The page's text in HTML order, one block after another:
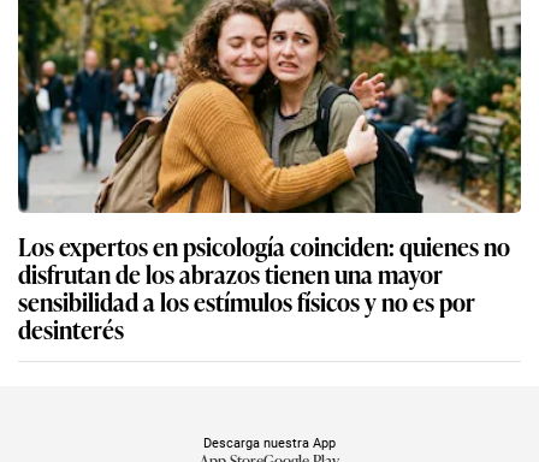
Los expertos en psicología coinciden: quienes no
disfrutan de los abrazos tienen una mayor
sensibilidad a los estímulos físicos y no es por
desinterés
Descarga nuestra App